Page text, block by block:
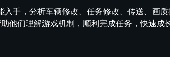
手，分析车辆修改、任务修改、传送、画
他们理解游戏机制，顺利完成任务，快速成